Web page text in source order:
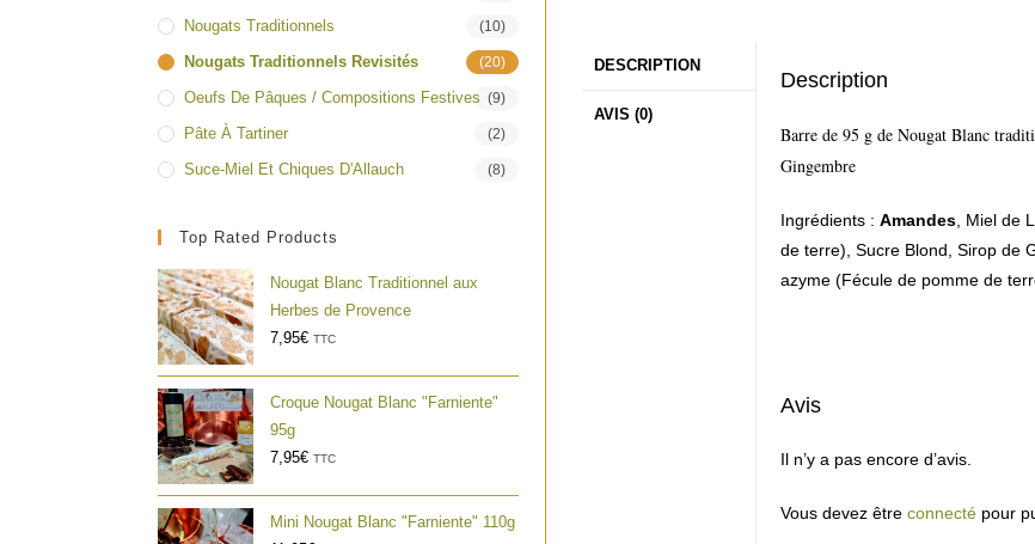
DESCRIPTION
AVIS (0)
Description
Barre de 95 g de Nougat Blanc
Gingembre
Ingrédients : Amandes , Miel de
de terre), Sucre Blond, Sirop de
azyme (Fécule de pomme de
Avis
Il n’y a pas encore d’avis.
Vous devez être connecté pour
Nougats Traditionnels (10)
Nougats Traditionnels Revisités (20)
Oeufs De Pâques / Compositions Festives (9)
Pâte À Tartiner (2)
Suce-Miel Et Chiques D'Allauch (8)
Top Rated Products
Nougat Blanc Traditionnel aux
Herbes de Provence
7,95€ TTC
Croque Nougat Blanc "Farniente"
95g
7,95€ TTC
Mini Nougat Blanc "Farniente" 110g